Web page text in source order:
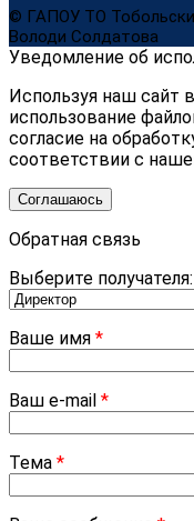
© ГАПОУ ТО
Володи Солдатова
Уведомление об
Используя наш сайт
использование
согласие на
соответствии с
Соглашаюсь
Обратная связь
Выберите получателя:
Ваше имя *
Ваш e-mail *
Тема *